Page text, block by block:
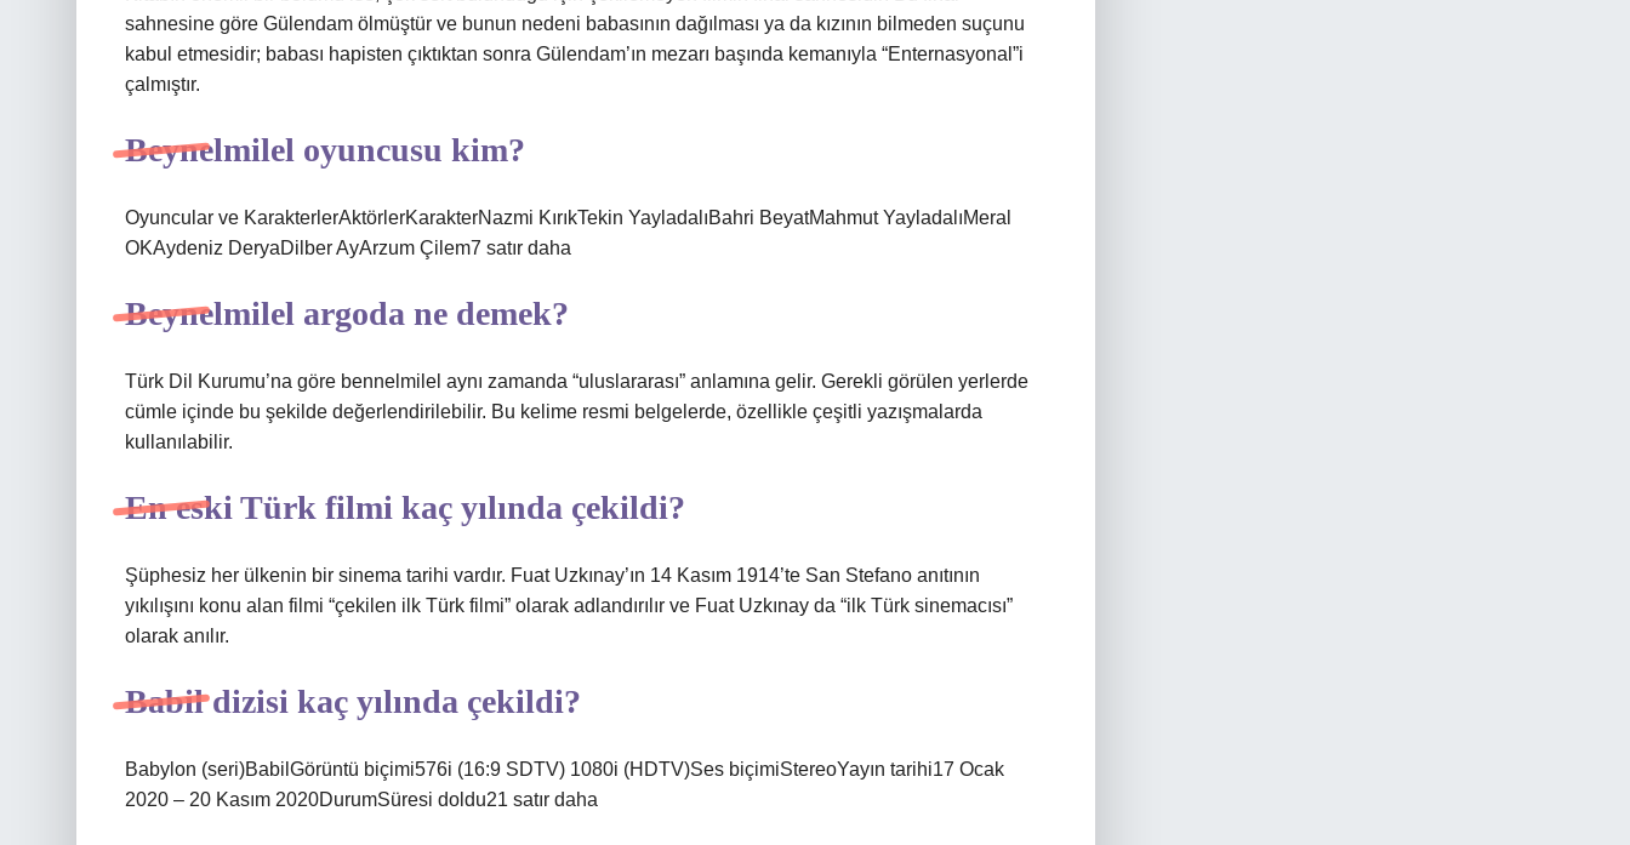
sahnesine göre Gülendam ölmüştür ve bunun nedeni babasının dağılması ya da kızının bilmeden suçunu
kabul etmesidir; babası hapisten çıktıktan sonra Gülendam’ın mezarı başında kemanıyla “Enternasyonal”i
çalmıştır.
Beynelmilel oyuncusu kim?
Oyuncular ve KarakterlerAktörlerKarakterNazmi KırıkTekin YayladalıBahri BeyatMahmut YayladalıMeral
OKAydeniz DeryaDilber AyArzum Çilem7 satır daha
Beynelmilel argoda ne demek?
Türk Dil Kurumu’na göre bennelmilel aynı zamanda “uluslararası” anlamına gelir. Gerekli görülen yerlerde
cümle içinde bu şekilde değerlendirilebilir. Bu kelime resmi belgelerde, özellikle çeşitli yazışmalarda
kullanılabilir.
En eski Türk filmi kaç yılında çekildi?
Şüphesiz her ülkenin bir sinema tarihi vardır. Fuat Uzkınay’ın 14 Kasım 1914’te San Stefano anıtının
yıkılışını konu alan filmi “çekilen ilk Türk filmi” olarak adlandırılır ve Fuat Uzkınay da “ilk Türk sinemacısı”
olarak anılır.
Babil dizisi kaç yılında çekildi?
Babylon (seri)BabilGörüntü biçimi576i (16:9 SDTV) 1080i (HDTV)Ses biçimiStereoYayın tarihi17 Ocak
2020 – 20 Kasım 2020DurumSüresi doldu21 satır daha